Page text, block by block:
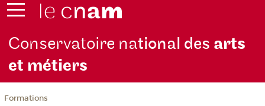
Conservatoire national des arts
et métiers
Formations